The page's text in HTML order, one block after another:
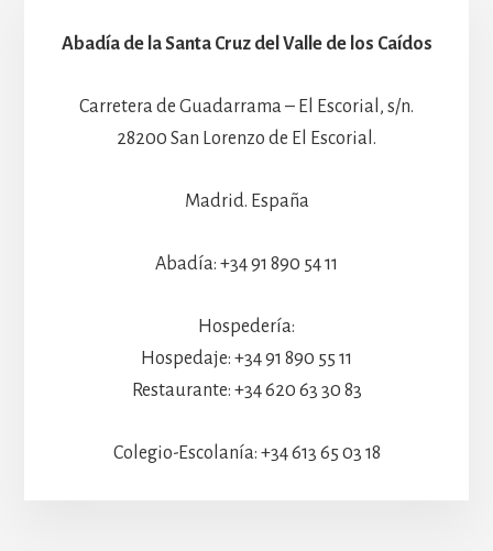
Abadía de la Santa Cruz del Valle de los Caídos
Carretera de Guadarrama – El Escorial, s/n.
28200 San Lorenzo de El Escorial.
Madrid. España
Abadía: +34 91 890 54 11
Hospedería:
Hospedaje: +34 91 890 55 11
Restaurante: +34 620 63 30 83
Colegio-Escolanía: +34 613 65 03 18